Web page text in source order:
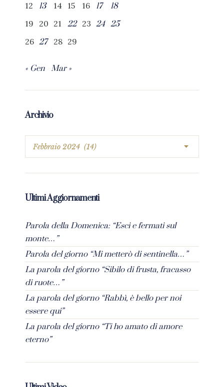
12
13 14 15 16 17
18
19
20 21 22 23 24 25
26 27 28 29
« Gen Mar »
Archivio
Ultimi Aggiornamenti
Parola della Domenica: “Esci e fermati sul
monte…”
Parola del giorno “Mi metterò di sentinella…”
La parola del giorno “Sibilo di frusta, fracasso
di ruote…”
La parola del giorno “Rabbì, è bello per noi
essere qui”
La parola del giorno “Ti ho amato di amore
eterno”